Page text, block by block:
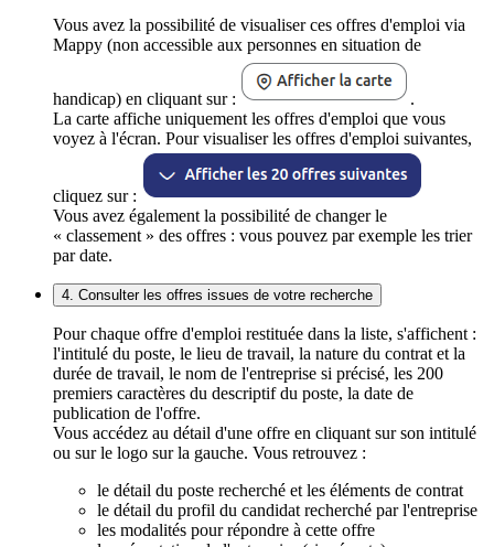
Vous avez la possibilité de visualiser ces offres d'emploi via
Mappy (non accessible aux personnes en situation de
handicap) en cliquant sur :
.
La carte affiche uniquement les offres d'emploi que vous
voyez à l'écran. Pour visualiser les offres d'emploi suivantes,
cliquez sur :
Vous avez également la possibilité de changer le
« classement » des offres : vous pouvez par exemple les trier
par date.
4. Consulter les offres issues de votre recherche
Pour chaque offre d'emploi restituée dans la liste, s'affichent :
l'intitulé du poste, le lieu de travail, la nature du contrat et la
durée de travail, le nom de l'entreprise si précisé, les 200
premiers caractères du descriptif du poste, la date de
publication de l'offre.
Vous accédez au détail d'une offre en cliquant sur son intitulé
ou sur le logo sur la gauche. Vous retrouvez :
le détail du poste recherché et les éléments de contrat
le détail du profil du candidat recherché par l'entreprise
les modalités pour répondre à cette offre